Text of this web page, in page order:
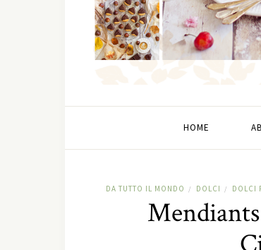
HOME
DA TUTTO IL MONDO / DOLCI / DOLCI